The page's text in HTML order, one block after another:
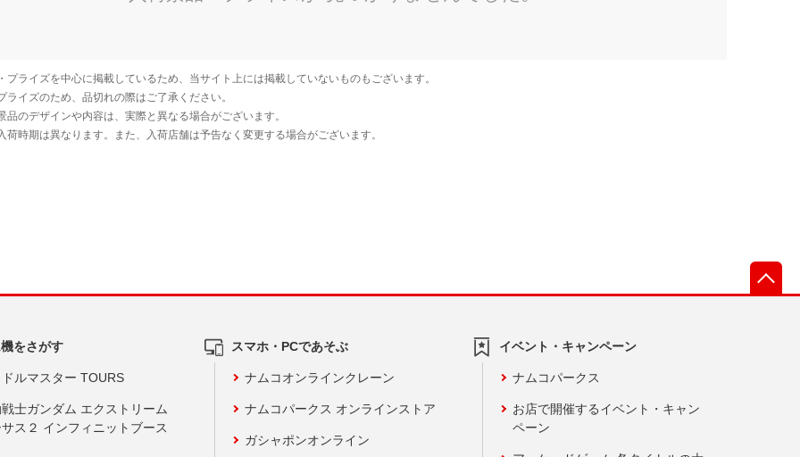
をさがす
ルマスター TOURS
士ガンダム エクストリーム
ス２ インフィニットブース
スマホ・PCであそぶ
ナムコオンラインクレーン
ナムコパークス オンラインストア
ガシャポンオンライン
イベント・キャンペーン
ナムコパークス
お店で開催するイベント・キャン
ペーン